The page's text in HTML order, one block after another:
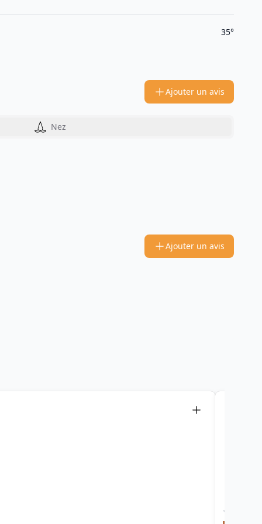
35°
Ajouter un avis
Nez
Ajouter un avis